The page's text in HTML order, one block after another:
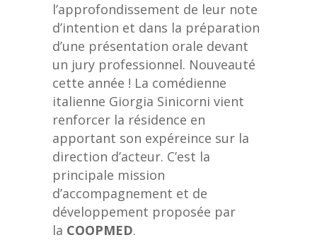
l’approfondissement de leur note
d’intention et dans la préparation
d’une présentation orale devant
un jury professionnel. Nouveauté
cette année ! La comédienne
italienne Giorgia Sinicorni vient
renforcer la résidence en
apportant son expéreince sur la
direction d’acteur. C’est la
principale mission
d’accompagnement et de
développement proposée par
la COOPMED.